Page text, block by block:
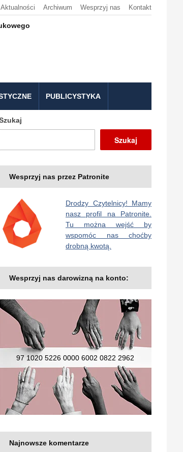
Aktualności Archiwum Wesprzyj nas Kontakt
PUBLICYSTYKA
Szukaj
Wesprzyj nas przez Patronite
Drodzy Czytelnicy! Mamy
nasz profil na Patronite.
Tu można wejść by
wspomóc nas choćby
drobną kwotą.
Wesprzyj nas darowizną na konto:
97 1020 5226 0000 6002 0822 2962
Najnowsze komentarze